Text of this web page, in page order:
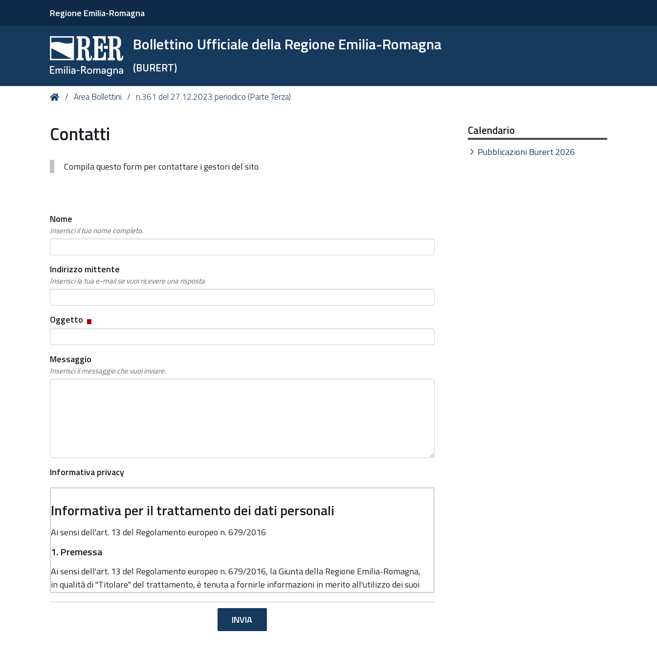
Regione Emilia-Romagna
Bollettino Ufficiale della Regione Emilia-Romagna
(BURERT)
Tu HomeArea Bollettini n.361 del 27.12.2023 periodico (Parte Terza)
Contatti
Compila questo form per contattare i gestori del sito
Nome
Inserisci il tuo nome completo.
Indirizzo mittente
Inserisci la tua e-mail se vuoi ricevere una risposta
Oggetto Campo
obbligatorio
Messaggio
Inserisci il messaggio che vuoi inviare.
Informativa privacy
Informativa per il trattamento dei dati personali
Ai sensi dell'art. 13 del Regolamento europeo n. 679/2016
1. Premessa
Ai sensi dell'art. 13 del Regolamento europeo n. 679/2016, la Giunta della Regione Emilia-Romagna,
in qualità di "Titolare" del trattamento, è tenuta a fornirle informazioni in merito all'utilizzo dei suoi
2. Identità e dati di contatto del titolare del trattamento
Calendario
Pubblicazioni Burert 2026